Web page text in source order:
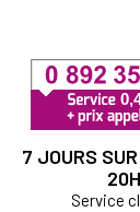
7 JOURS
20H
Service